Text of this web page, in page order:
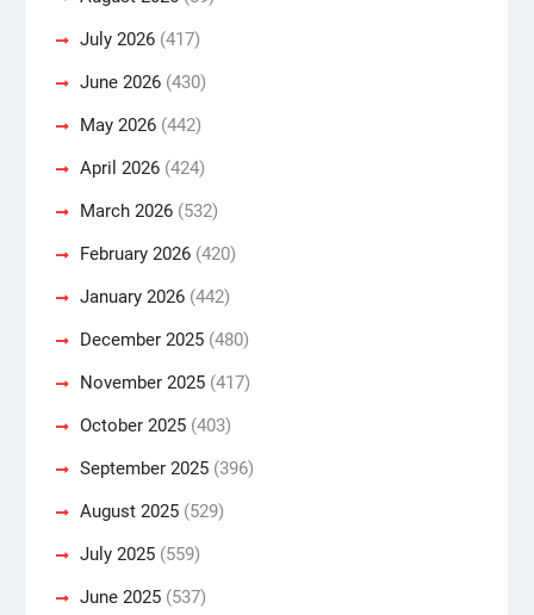
July 2026(417)
June 2026(430)
May 2026(442)
April 2026(424)
March 2026(532)
February 2026(420)
January 2026(442)
December 2025(480)
November 2025(417)
October 2025(403)
September 2025(396)
August 2025(529)
July 2025(559)
June 2025(537)